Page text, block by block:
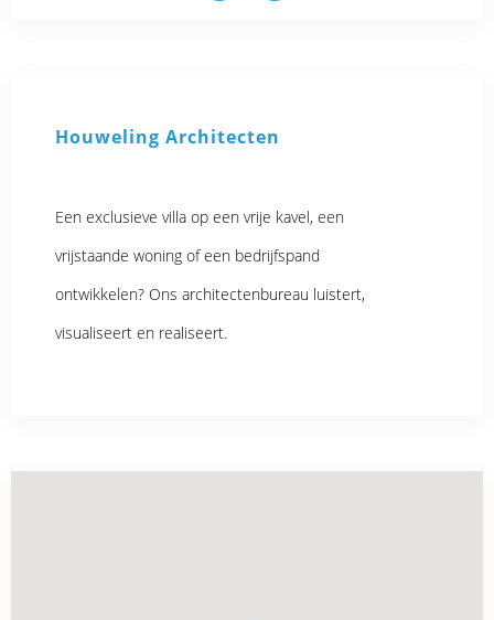
Houweling Architecten
Een exclusieve villa op een vrije kavel, een
vrijstaande woning of een bedrijfspand
ontwikkelen? Ons architectenbureau luistert,
visualiseert en realiseert.